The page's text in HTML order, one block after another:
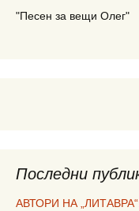
"Песен за вещи Олег"
Последни
АВТОРИ НА